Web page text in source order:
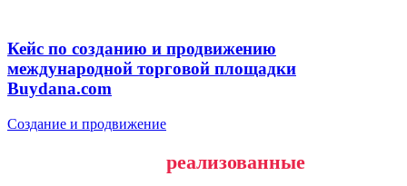
Кейс по созданию и продвижению
международной торговой площадки
Buydana.com
Создание и продвижение
реализованные